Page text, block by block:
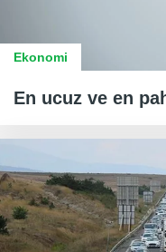
Ekonomi
En ucuz ve en